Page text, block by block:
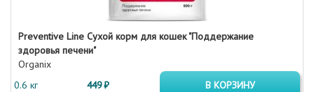
Preventive Line Сухой корм для кошек "Поддержание
здоровья печени"
Organix
0.6 кг
449 ₽ В КОРЗИНУ